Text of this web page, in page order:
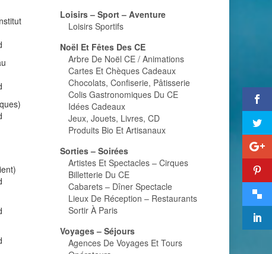
Loisirs – Sport – Aventure
Loisirs Sportifs
Noël Et Fêtes Des CE
Arbre De Noël CE / Animations
Cartes Et Chèques Cadeaux
Chocolats, Confiserie, Pâtisserie
Colis Gastronomiques Du CE
Idées Cadeaux
Jeux, Jouets, Livres, CD
Produits Bio Et Artisanaux
Sorties – Soirées
Artistes Et Spectacles – Cirques
Billetterie Du CE
Cabarets – Dîner Spectacle
Lieux De Réception – Restaurants
Sortir À Paris
Voyages – Séjours
Agences De Voyages Et Tours